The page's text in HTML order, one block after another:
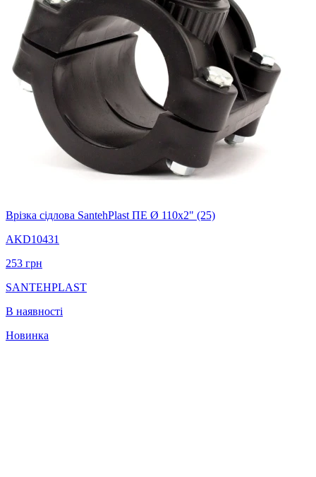
Врізка сідлова SantehPlast ПЕ Ø 110x2" (25)
AKD10431
253 грн
SANTEHPLAST
В наявності
Новинка